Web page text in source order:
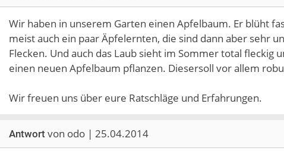
Wir haben in unserem Garten einen Apfelbaum. Er blüht
meist auch ein paar Äpfelernten, die sind dann aber sehr
Flecken. Und auch das Laub sieht im Sommer total fleckig
einen neuen Apfelbaum pflanzen. Diesersoll vor allem
Wir freuen uns über eure Ratschläge und Erfahrungen.
Antwort von odo | 25.04.2014